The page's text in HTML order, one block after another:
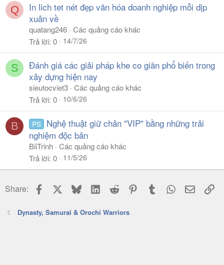
Q
In lich tet nét đẹp văn hóa doanh nghiệp mỗi dịp
xuân về
quatang246 Các quảng cáo khác
Trả lời 0 14/7/26
S
Đánh giá các giải pháp khe co giãn phổ biến trong
xây dựng hiện nay
sieutocviet3 Các quảng cáo khác
Trả lời 0 10/6/26
B PS
Nghệ thuật giữ chân "VIP" bằng những trải
nghiệm độc bản
BiiTrinh Các quảng cáo khác
Trả lời 0 11/5/26
Share: Facebook BlueskyLinkedIn
Reddit PinterestTumblr WhatsApp
Email
Dynasty, Samurai & Orochi Warriors